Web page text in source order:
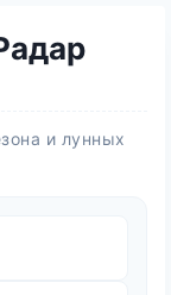
и лунных